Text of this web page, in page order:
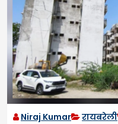
Niraj Kumar रायबरेली